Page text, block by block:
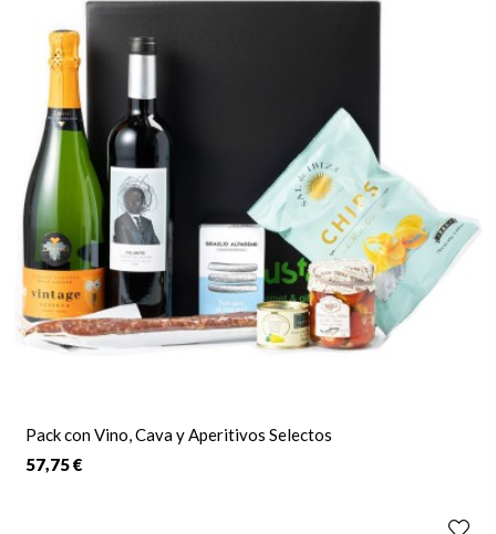
Pack con Vino, Cava y Aperitivos Selectos
57,75 €